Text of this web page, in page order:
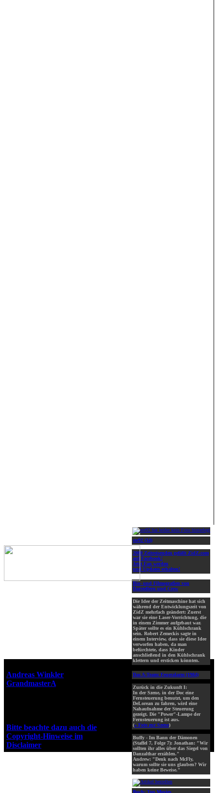
ste92 (34)
2000 Zeitreisenden gefällt ZidZ.com
auf Facebook!
Jetzt Fan werden
und Updates erhalten!
Bio- und Filmografien von
Darstellern und Crew
Die Idee der Zeitmaschine hat sich
während der Entwicklungszeit von
ZidZ mehrfach geändert: Zuerst
war sie eine Laser-Vorrichtung, die
in einem Zimmer aufgebaut war.
Später sollte es ein Kühlschrank
sein. Robert Zemeckis sagte in
einem Interview, dass sie diese Idee
verworfen haben, da man
befürchtete, dass Kinder
anschließend in den Kühlschrank
klettern und ersticken könnten.
Das A-Team: Feueralarm (1984)
Zurück in die Zukunft I:
In der Szene, in der Doc eine
Fernsteuerung benutzt, um den
DeLorean zu fahren, wird eine
Nahaufnahme der Steuerung
gezeigt. Die "Power"-Lampe der
Fernsteuerung ist aus.
(» Foto zur Szene)
Buffy - Im Bann der Dämonen
(Staffel 7, Folge 7): Jonathan: "Wir
sollten ihr alles über das Siegel von
Danzalthar erzählen."
Andrew: "Denk nach McFly,
warum sollte sie uns glauben? Wir
haben keine Beweise."
Buch: Top Movies
Andreas Winkler
GrandmasterA
Bitte beachte dazu auch die
Copyright-Hinweise im
Disclaimer